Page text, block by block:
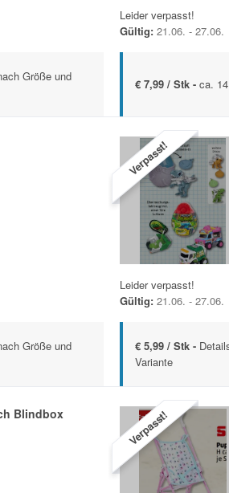
Größe und
Leider verpasst!
Gültig: 21.06. - 27.06.
€ 7,99 / Stk - ca.
Größe und
Verpasst!
Leider verpasst!
Gültig: 21.06. - 27.06.
€ 5,99 / Stk -
Variante
Blindbox Verpasst!